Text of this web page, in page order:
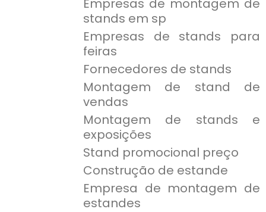
Empresas de montagem de
stands em sp
Empresas de stands para
feiras
Fornecedores de stands
Montagem de stand de
vendas
Montagem de stands e
exposições
Stand promocional preço
Construção de estande
Empresa de montagem de
estandes